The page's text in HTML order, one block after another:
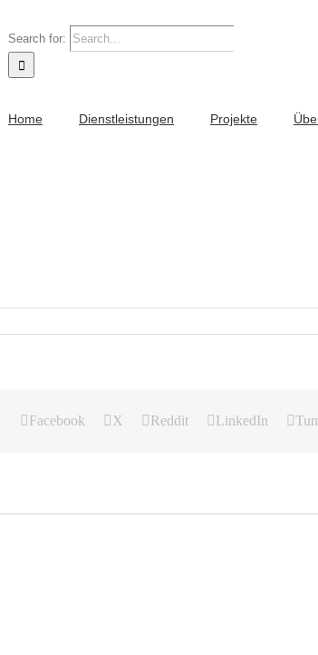
Search for:
Home Dienstleistungen Projekte
Facebook X Reddit LinkedIn